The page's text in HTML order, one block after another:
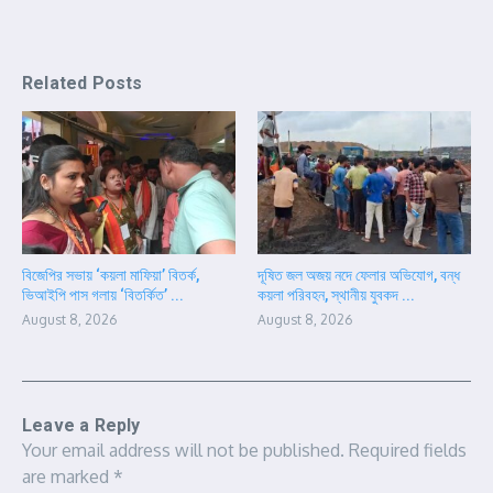
Related Posts
বিজেপির সভায় ‘কয়লা মাফিয়া’ বিতর্ক,
ভিআইপি পাস গলায় ‘বিতর্কিত’ ...
August 8, 2026
দূষিত জল অজয় নদে ফেলার অভিযোগ, বন্ধ
কয়লা পরিবহন, স্থানীয় যুবকদ ...
August 8, 2026
Leave a Reply
Your email address will not be published. Required fields
are marked *